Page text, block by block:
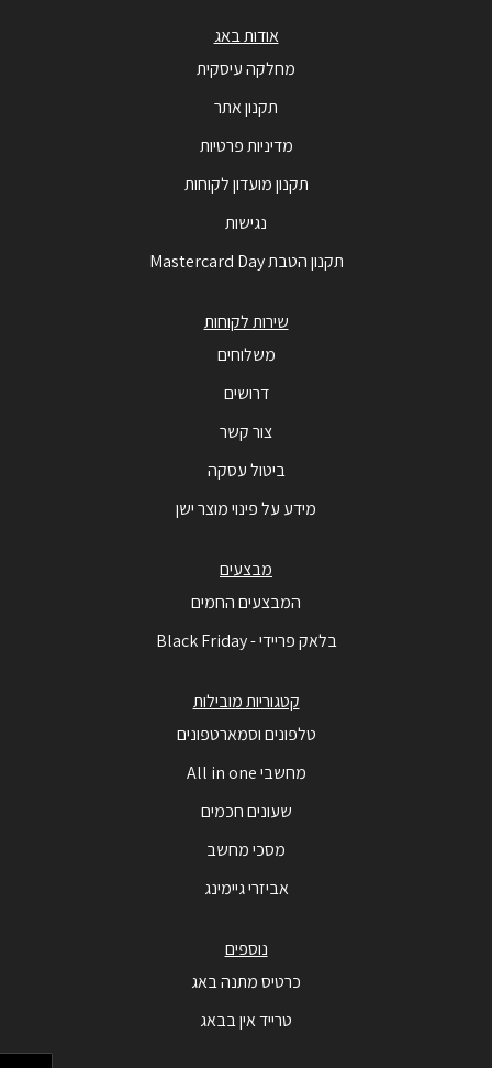
אודות באג
מחלקה עיסקית
תקנון אתר
מדיניות פרטיות
תקנון מועדון לקוחות
נגישות
תקנון הטבת Mastercard Day
שירות לקוחות
משלוחים
דרושים
צור קשר
ביטול עסקה
מידע על פינוי מוצר ישן
מבצעים
המבצעים החמים
בלאק פריידי - Black Friday
קטגוריות מובילות
טלפונים וסמארטפונים
מחשבי All in one
שעונים חכמים
מסכי מחשב
אביזרי גיימינג
נוספים
כרטיס מתנה באג
טרייד אין בבאג